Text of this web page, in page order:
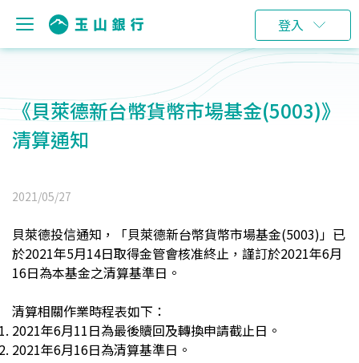
登入
《貝萊德新台幣貨幣市場基金(5003)》
清算通知
2021/05/27
貝萊德投信通知，「貝萊德新台幣貨幣市場基金(5003)」已
於2021年5月14日取得金管會核准終止，謹訂於2021年6月
16日為本基金之清算基準日。
清算相關作業時程表如下：
2021年6月11日為最後贖回及轉換申請截止日。
2021年6月16日為清算基準日。